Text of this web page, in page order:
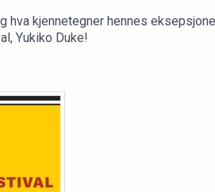
hva kjennetegner hennes
Yukiko Duke!